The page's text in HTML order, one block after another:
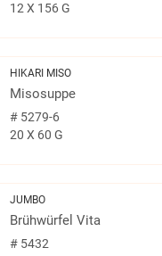
12 X 156 G
HIKARI MISO
Misosuppe
#5279-6
20 X 60 G
JUMBO
Brühwürfel Vita
#5432